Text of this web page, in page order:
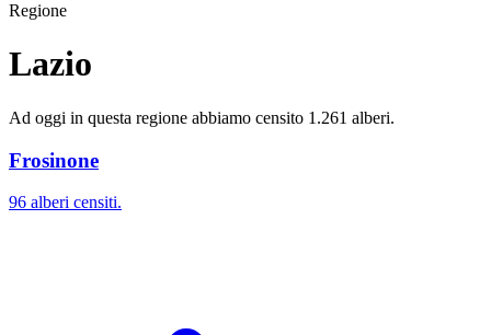
Regione
Lazio
Ad oggi in questa regione abbiamo censito 1.261 alberi.
Frosinone
96 alberi censiti.